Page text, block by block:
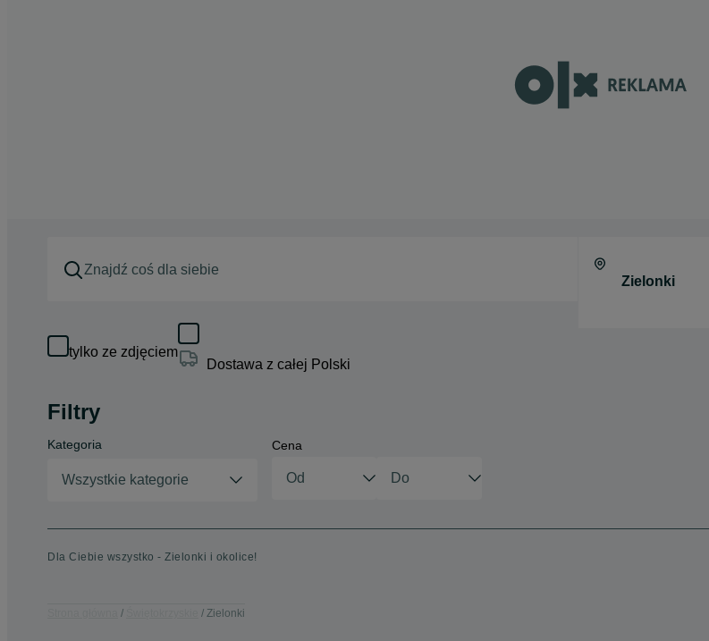
tylko ze zdjęciem
Dostawa z całej Polski
Filtry
Kategoria
Wszystkie kategorie
Cena
Dla Ciebie wszystko - Zielonki i okolice!
Zielonki